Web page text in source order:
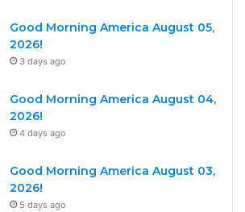
Good Morning America August 05,
2026!
3 days ago
Good Morning America August 04,
2026!
4 days ago
Good Morning America August 03,
2026!
5 days ago